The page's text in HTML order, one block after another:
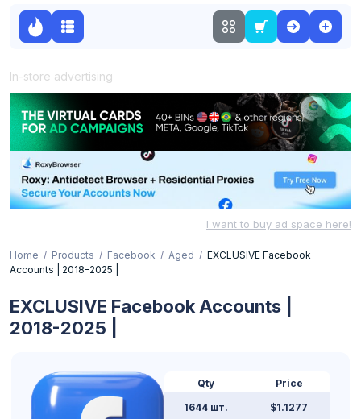
In-store advertising
I want to buy ad space here!
Home Products Facebook Aged
EXCLUSIVE Facebook
Accounts | 2018-2025 |
EXCLUSIVE Facebook Accounts |
2018-2025 |
Qty
1644 шт.
Price
$1.1277